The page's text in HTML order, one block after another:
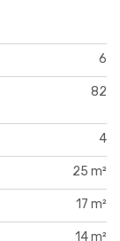
6
82
4
25 m²
17 m²
14 m²